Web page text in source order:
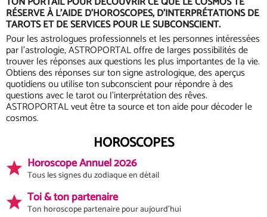
RÉSERVE À L'AIDE D'HOROSCOPES, D'INTERPRÉTATIONS DE
TAROTS ET DE SERVICES POUR LE SUBCONSCIENT.
Pour les astrologues professionnels et les personnes intéressées
par l'astrologie, ASTROPORTAL offre de larges possibilités de
trouver les réponses aux questions les plus importantes de la vie.
Obtiens des réponses sur ton signe astrologique, des aperçus
quotidiens ou utilise ton subconscient pour répondre à des
questions avec le tarot ou l'interprétation des rêves.
ASTROPORTAL veut être ta source et ton aide pour décoder le
cosmos.
HOROSCOPES
Horoscope Annuel 2026
Tous les signes du zodiaque en détail
Toi & ton partenaire
Ton horoscope partenaire pour aujourd'hui